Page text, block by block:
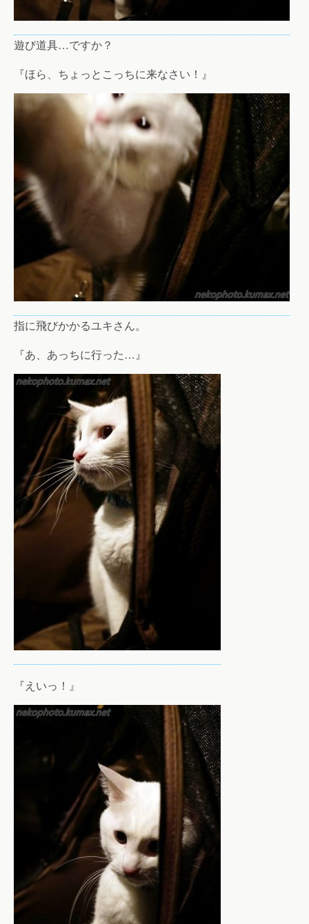
遊び道具…ですか？
『ほら、ちょっとこっちに来なさい！』
指に飛びかかるユキさん。
『あ、あっちに行った…』
『えいっ！』